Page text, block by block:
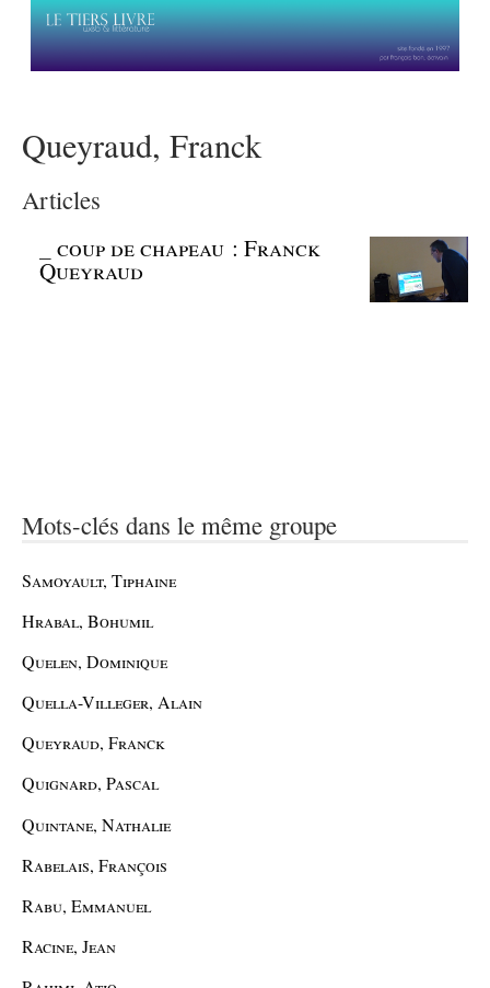
Queyraud, Franck
Articles
_coup de chapeau : Franck
Queyraud
Mots-clés dans le même groupe
Samoyault, Tiphaine
Hrabal, Bohumil
Quelen, Dominique
Quella-Villeger, Alain
Queyraud, Franck
Quignard, Pascal
Quintane, Nathalie
Rabelais, François
Rabu, Emmanuel
Racine, Jean